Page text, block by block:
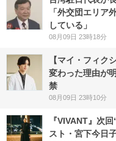
「外交団エリ
している」
08月09日 23時18分
【マイ・フィク
変わった理由が
禁
08月09日 23時10分
『VIVANT』次
スト・宮下今日